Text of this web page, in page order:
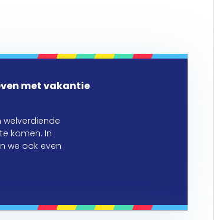
met vakantie
komen. In
we ook even